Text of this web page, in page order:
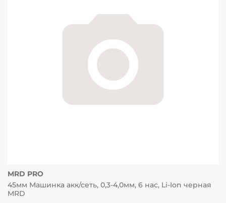
MRD PRO
45мм Машинка акк/сеть, 0,3-4,0мм, 6 нас, Li-Ion черная
MRD